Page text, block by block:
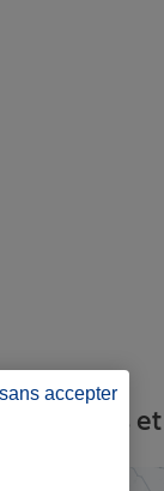
contacts
accepter